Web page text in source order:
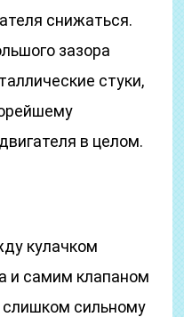
снижаться.
зазора
стуки,
в целом.
кулачком
и самим клапаном
сильному